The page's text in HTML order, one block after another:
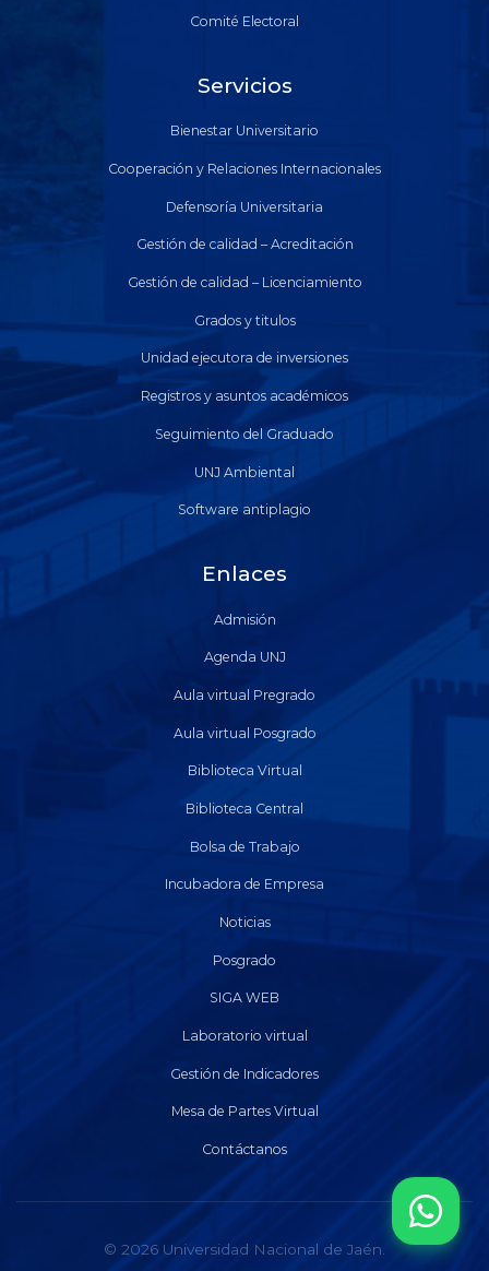
Comité Electoral
Servicios
Bienestar Universitario
Cooperación y Relaciones Internacionales
Defensoría Universitaria
Gestión de calidad – Acreditación
Gestión de calidad – Licenciamiento
Grados y titulos
Unidad ejecutora de inversiones
Registros y asuntos académicos
Seguimiento del Graduado
UNJ Ambiental
Software antiplagio
Enlaces
Admisión
Agenda UNJ
Aula virtual Pregrado
Aula virtual Posgrado
Biblioteca Virtual
Biblioteca Central
Bolsa de Trabajo
Incubadora de Empresa
Noticias
Posgrado
SIGA WEB
Laboratorio virtual
Gestión de Indicadores
Mesa de Partes Virtual
Contáctanos
© 2026 Universidad Nacional de Jaén.